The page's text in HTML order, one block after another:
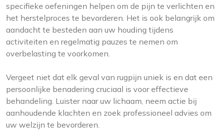
specifieke oefeningen helpen om de pijn te verlichten en
het herstelproces te bevorderen. Het is ook belangrijk om
aandacht te besteden aan uw houding tijdens
activiteiten en regelmatig pauzes te nemen om
overbelasting te voorkomen.
Vergeet niet dat elk geval van rugpijn uniek is en dat een
persoonlijke benadering cruciaal is voor effectieve
behandeling. Luister naar uw lichaam, neem actie bij
aanhoudende klachten en zoek professioneel advies om
uw welzijn te bevorderen.